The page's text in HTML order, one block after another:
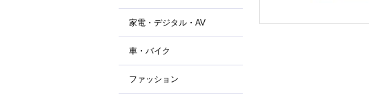
家電・デジタル・AV
車・バイク
ファッション